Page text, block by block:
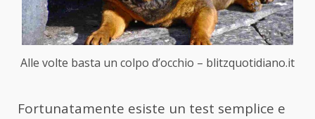
Alle volte basta un colpo d’occhio – blitzquotidiano.it
Fortunatamente esiste un test semplice e